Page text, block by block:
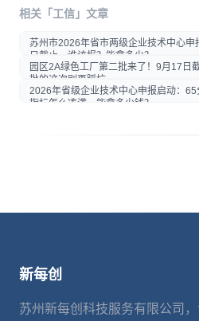
在微信内打开后分享给好友或
相关「工信」文章
苏州市2026年省市两级企业技术中心申
日截止，谁该报？能拿多少？
园区2A绿色工厂第二批来了！9月17日
批的这次别再踩坑
2026年省级企业技术中心申报启动：65
指标怎么凑满、能拿多少钱？
新每创
苏州新每创科技服务有限公司